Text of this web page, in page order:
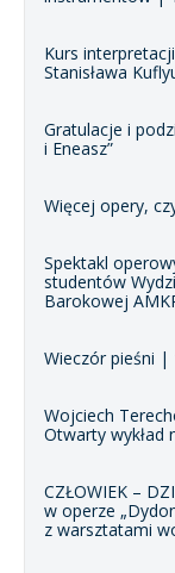
Kurs
Stanisława
Gratulacje i
i Eneasz”
Więcej opery,
Spektakl
studentów
Barokowej
Wieczór pieśni |
Wojciech
Otwarty wykład
CZŁOWIEK –
w operze
z warsztatami